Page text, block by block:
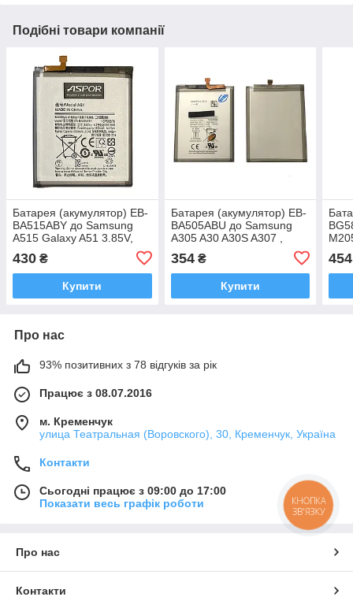
Подібні товари компанії
Батарея (акумулятор) EB-
BA515ABY до Samsung
A515 Galaxy A51 3.85V,
4000 mAh 100% ємності
Aspor
430 ₴
Купити
Батарея (акумулятор) EB-
BA505ABU до Samsung
A305 A30 A30S A307 ,
A505 Galaxy A50, оригінал
Китай
354₴
Купити
454
Про нас
93% позитивних з 78 відгуків за рік
Працює з 08.07.2016
м. Кременчук
улица Театральная (Воровского), 30, Кременчук, Україна
Контакти
Сьогодні працює з 09:00 до 17:00
Показати весь графік роботи
Про нас
Контакти
КНОПКА
ЗВ'ЯЗКУ